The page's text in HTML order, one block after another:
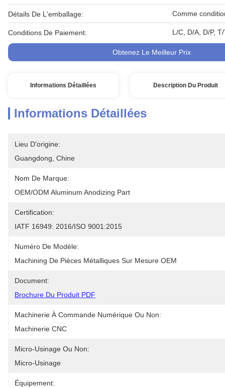
Détails De L'emballage: Comme
Conditions De Paiement: L/C, D/A, D/P,
Obtenez Le Meilleur Prix
Informations Détaillées Description Du Produit
Informations Détaillées
Lieu D'origine:
Guangdong, Chine
Nom De Marque:
OEM/ODM Aluminum Anodizing Part
Certification:
IATF 16949: 2016/ISO 9001:2015
Numéro De Modèle:
Machining De Pièces Métalliques Sur Mesure OEM
Document:
Brochure Du Produit PDF
Machinerie À Commande Numérique Ou Non:
Machinerie CNC
Micro-Usinage Ou Non:
Micro-Usinage
Équipement: